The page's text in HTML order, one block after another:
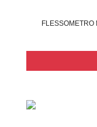
FLESSOMETRO